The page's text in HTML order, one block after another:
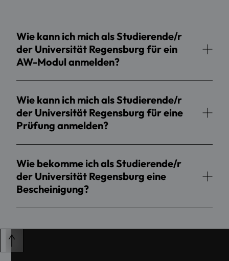
Wie kann ich mich als Studierende/r
der Universität Regensburg für ein
AW-Modul anmelden?
Wie kann ich mich als Studierende/r
der Universität Regensburg für eine
Prüfung anmelden?
Wie bekomme ich als Studierende/r
der Universität Regensburg eine
Bescheinigung?